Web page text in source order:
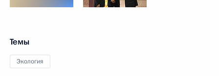
Темы
Экология